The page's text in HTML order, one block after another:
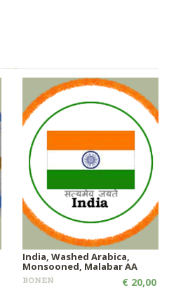
India, Washed Arabica,
Monsooned, Malabar AA
BONEN € 20,00